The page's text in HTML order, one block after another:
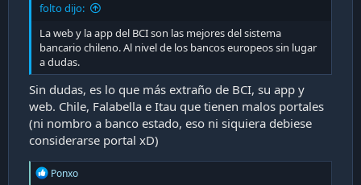
folto dijo:
La web y la app del BCI son las mejores del sistema
bancario chileno. Al nivel de los bancos europeos sin lugar
a dudas.
Sin dudas, es lo que más extraño de BCI, su app y
web. Chile, Falabella e Itau que tienen malos portales
(ni nombro a banco estado, eso ni siquiera debiese
considerarse portal xD)
R
Ponxo